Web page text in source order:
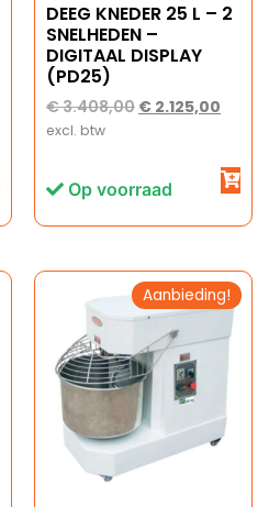
DEEG KNEDER 25 L – 2
SNELHEDEN –
DIGITAAL DISPLAY
(PD25)
€3.408,00 € 2.125,00
excl. btw
Op voorraad
Aanbieding!